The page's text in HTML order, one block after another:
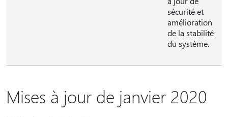
sécurité et
amélioration
de la stabilité
du système.
Mises à jour de janvier 2020